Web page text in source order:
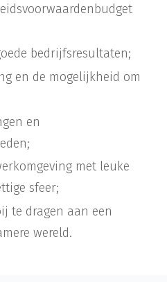
bedrijfsresultaten;
en de mogelijkheid om
en
met leuke
sfeer;
te dragen aan een
wereld.